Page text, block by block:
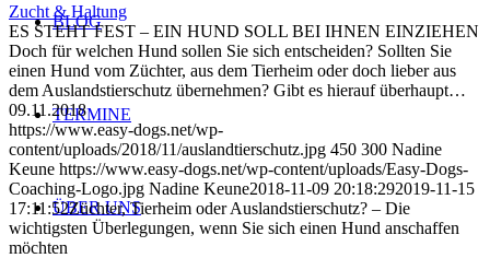
BLOG
TERMINE
ÜBER UNS
Zucht & Haltung
ES STEHT FEST – EIN HUND SOLL BEI IHNEN EINZIEHEN
Doch für welchen Hund sollen Sie sich entscheiden? Sollten Sie
einen Hund vom Züchter, aus dem Tierheim oder doch lieber aus
dem Auslandstierschutz übernehmen? Gibt es hierauf überhaupt…
09.11.2018
https://www.easy-dogs.net/wp-
content/uploads/2018/11/auslandtierschutz.jpg 450 300 Nadine
Keune https://www.easy-dogs.net/wp-content/uploads/Easy-Dogs-
Coaching-Logo.jpg Nadine Keune2018-11-09 20:18:292019-11-15
17:11:52Züchter, Tierheim oder Auslandstierschutz? – Die
wichtigsten Überlegungen, wenn Sie sich einen Hund anschaffen
möchten